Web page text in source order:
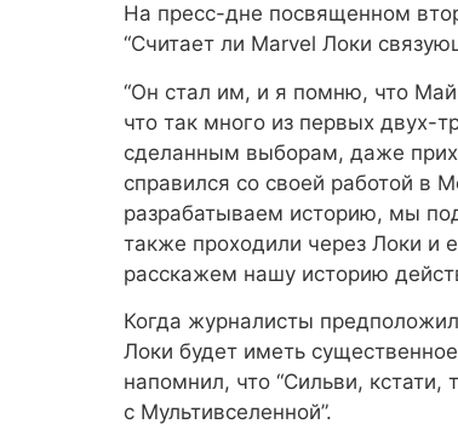
На пресс-дне посвященном
“Считает ли Marvel Локи
“Он стал им, и я помню, что
что так много из первых двух-
сделанным выборам, даже
справился со своей работой в
разрабатываем историю, мы
также проходили через Локи
расскажем нашу историю
Когда журналисты
Локи будет иметь
напомнил, что “Сильви, кстати,
с Мультивселенной”.